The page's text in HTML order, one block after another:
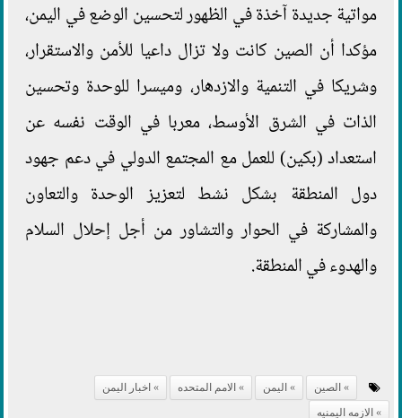
مواتية جديدة آخذة في الظهور لتحسين الوضع في اليمن،
مؤكدا أن الصين كانت ولا تزال داعيا للأمن والاستقرار،
وشريكا في التنمية والازدهار، وميسرا للوحدة وتحسين
الذات في الشرق الأوسط، معربا في الوقت نفسه عن
استعداد (بكين) للعمل مع المجتمع الدولي في دعم جهود
دول المنطقة بشكل نشط لتعزيز الوحدة والتعاون
والمشاركة في الحوار والتشاور من أجل إحلال السلام
والهدوء في المنطقة.
الصين اليمن الامم المتحده
اخبار اليمن
الازمه اليمنيه